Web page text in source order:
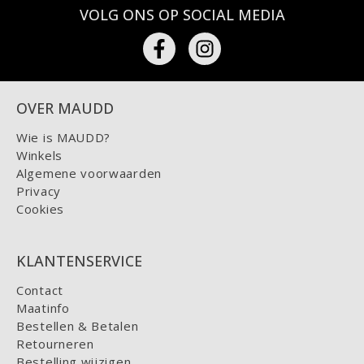
VOLG ONS OP SOCIAL MEDIA
OVER MAUDD
Wie is MAUDD?
Winkels
Algemene voorwaarden
Privacy
Cookies
KLANTENSERVICE
Contact
Maatinfo
Bestellen & Betalen
Retourneren